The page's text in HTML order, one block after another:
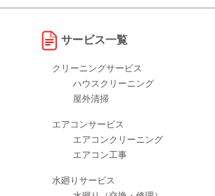
サービス一覧
クリーニングサービス
ハウスクリーニング
屋外清掃
エアコンサービス
エアコンクリーニング
エアコン工事
水廻りサービス